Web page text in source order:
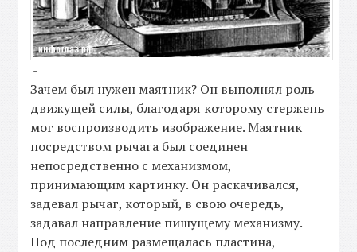
-
Зачем был нужен маятник? Он выполнял роль
движущей силы, благодаря которому стержень
мог воспроизводить изображение. Маятник
посредством рычага был соединен
непосредственно с механизмом,
принимающим картинку. Он раскачивался,
задевал рычаг, который, в свою очередь,
задавал направление пишущему механизму.
Под последним размещалась пластина,